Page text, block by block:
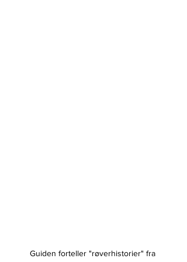
Guiden forteller "røverhistorier" fra